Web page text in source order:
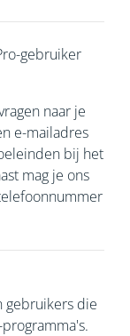
gebruiker
naar je
e-mailadres
bij het
mag je ons
gebruikers die